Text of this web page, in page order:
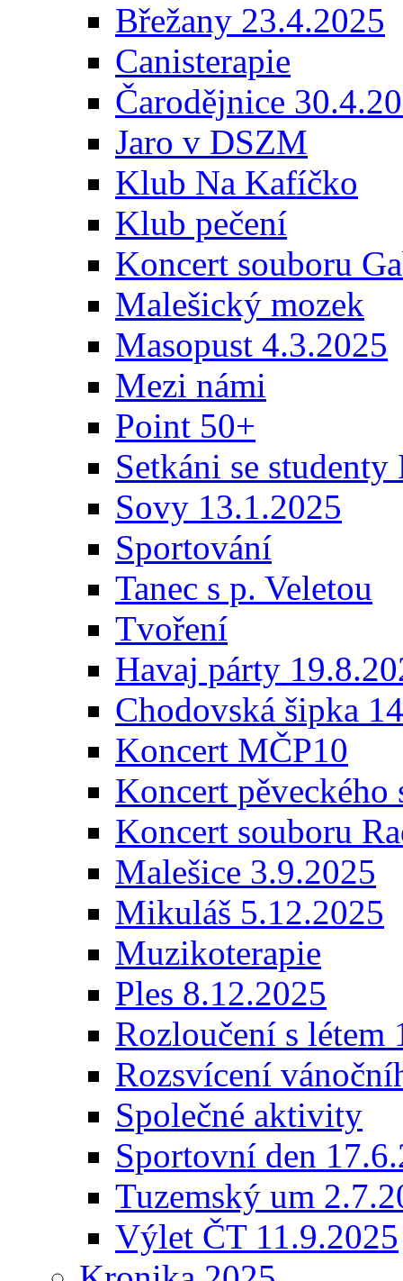
Břežany 23.4.2025
Canisterapie
Čarodějnice
Jaro v DSZM
Klub Na Kafíčko
Klub pečení
Koncert souboru
Malešický mozek
Masopust 4.3.2025
Mezi námi
Point 50+
Setkáni se
Sovy 13.1.2025
Sportování
Tanec s p. Veletou
Tvoření
Havaj párty
Chodovská šipka
Koncert MČP10
Koncert pěveckého
Koncert souboru
Malešice 3.9.2025
Mikuláš 5.12.2025
Muzikoterapie
Ples 8.12.2025
Rozloučení s létem
Rozsvícení
Společné aktivity
Sportovní den
Tuzemský um
Výlet ČT 11.9.2025